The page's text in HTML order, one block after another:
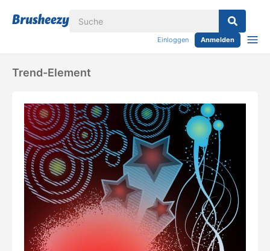
Einloggen Anmelden
Trend-Element